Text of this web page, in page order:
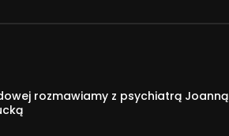
rozmawiamy z psychiatrą Joanną